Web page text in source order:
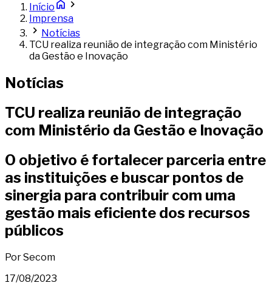
Início
Imprensa
Notícias
TCU realiza reunião de integração com Ministério
da Gestão e Inovação
Notícias
TCU realiza reunião de integração
com Ministério da Gestão e Inovação
O objetivo é fortalecer parceria entre
as instituições e buscar pontos de
sinergia para contribuir com uma
gestão mais eficiente dos recursos
públicos
Por Secom
17/08/2023